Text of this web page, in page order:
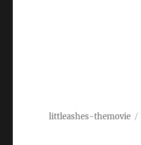
littleashes-themovie